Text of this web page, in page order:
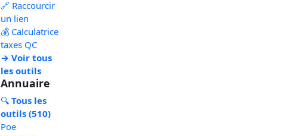
🔗 Raccourcir
un lien
💰 Calculatrice
taxes QC
→ Voir tous
les outils
Annuaire
🔍Tous les
outils (510)
Poe